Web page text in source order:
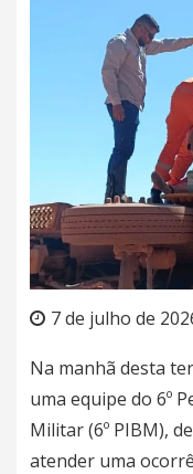
7 de julho de
Na manhã desta
uma equipe do 6º
Militar (6º PIBM),
atender uma